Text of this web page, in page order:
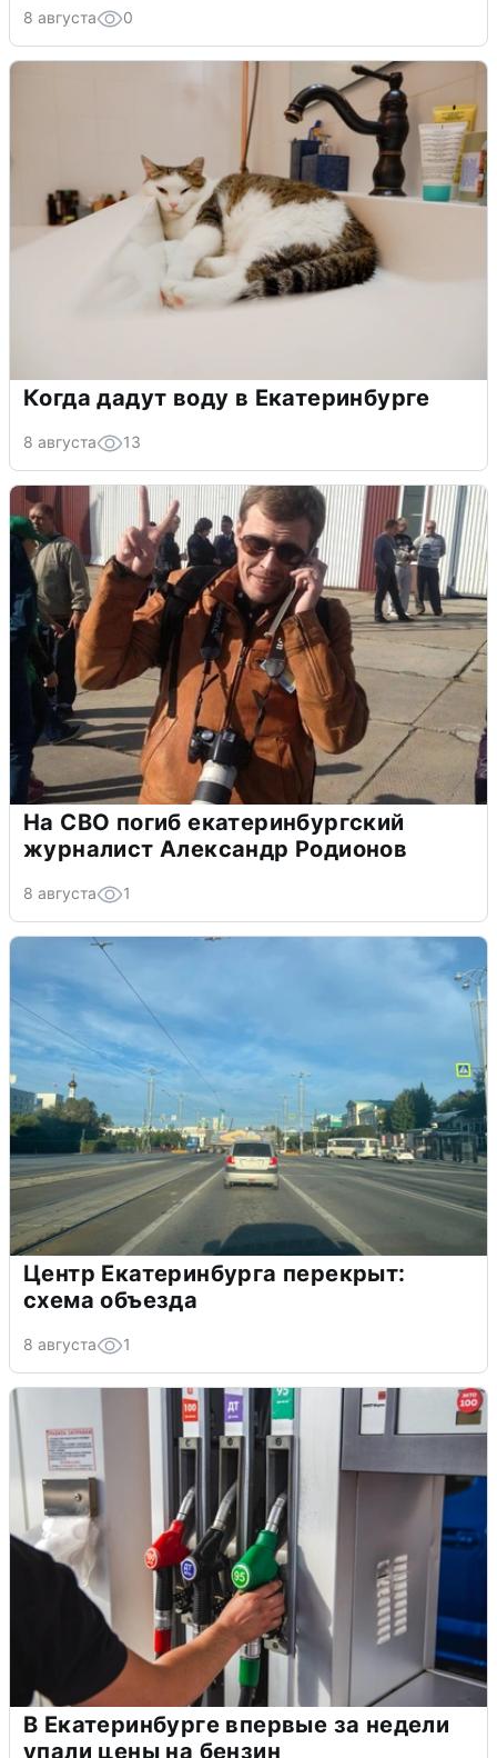
8 августа 0
Когда дадут воду в Екатеринбурге
8 августа 13
На СВО погиб екатеринбургский
журналист Александр Родионов
8 августа 1
Центр Екатеринбурга перекрыт:
схема объезда
8 августа 1
В Екатеринбурге впервые за недели
упали цены на бензин